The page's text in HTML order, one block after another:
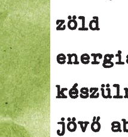
zöld
jövő